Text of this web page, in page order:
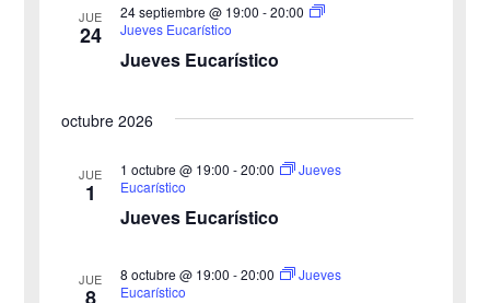
y
JUE
24
Jueves Eucarístico
24 septiembre @ 19:00 -20:00
Jueves Eucarístico
octubre 2026
JUE
1
Jueves Eucarístico
1 octubre @ 19:00 -20:00
Jueves
Eucarístico
JUE
8
8 octubre @ 19:00 -20:00
Jueves
Eucarístico